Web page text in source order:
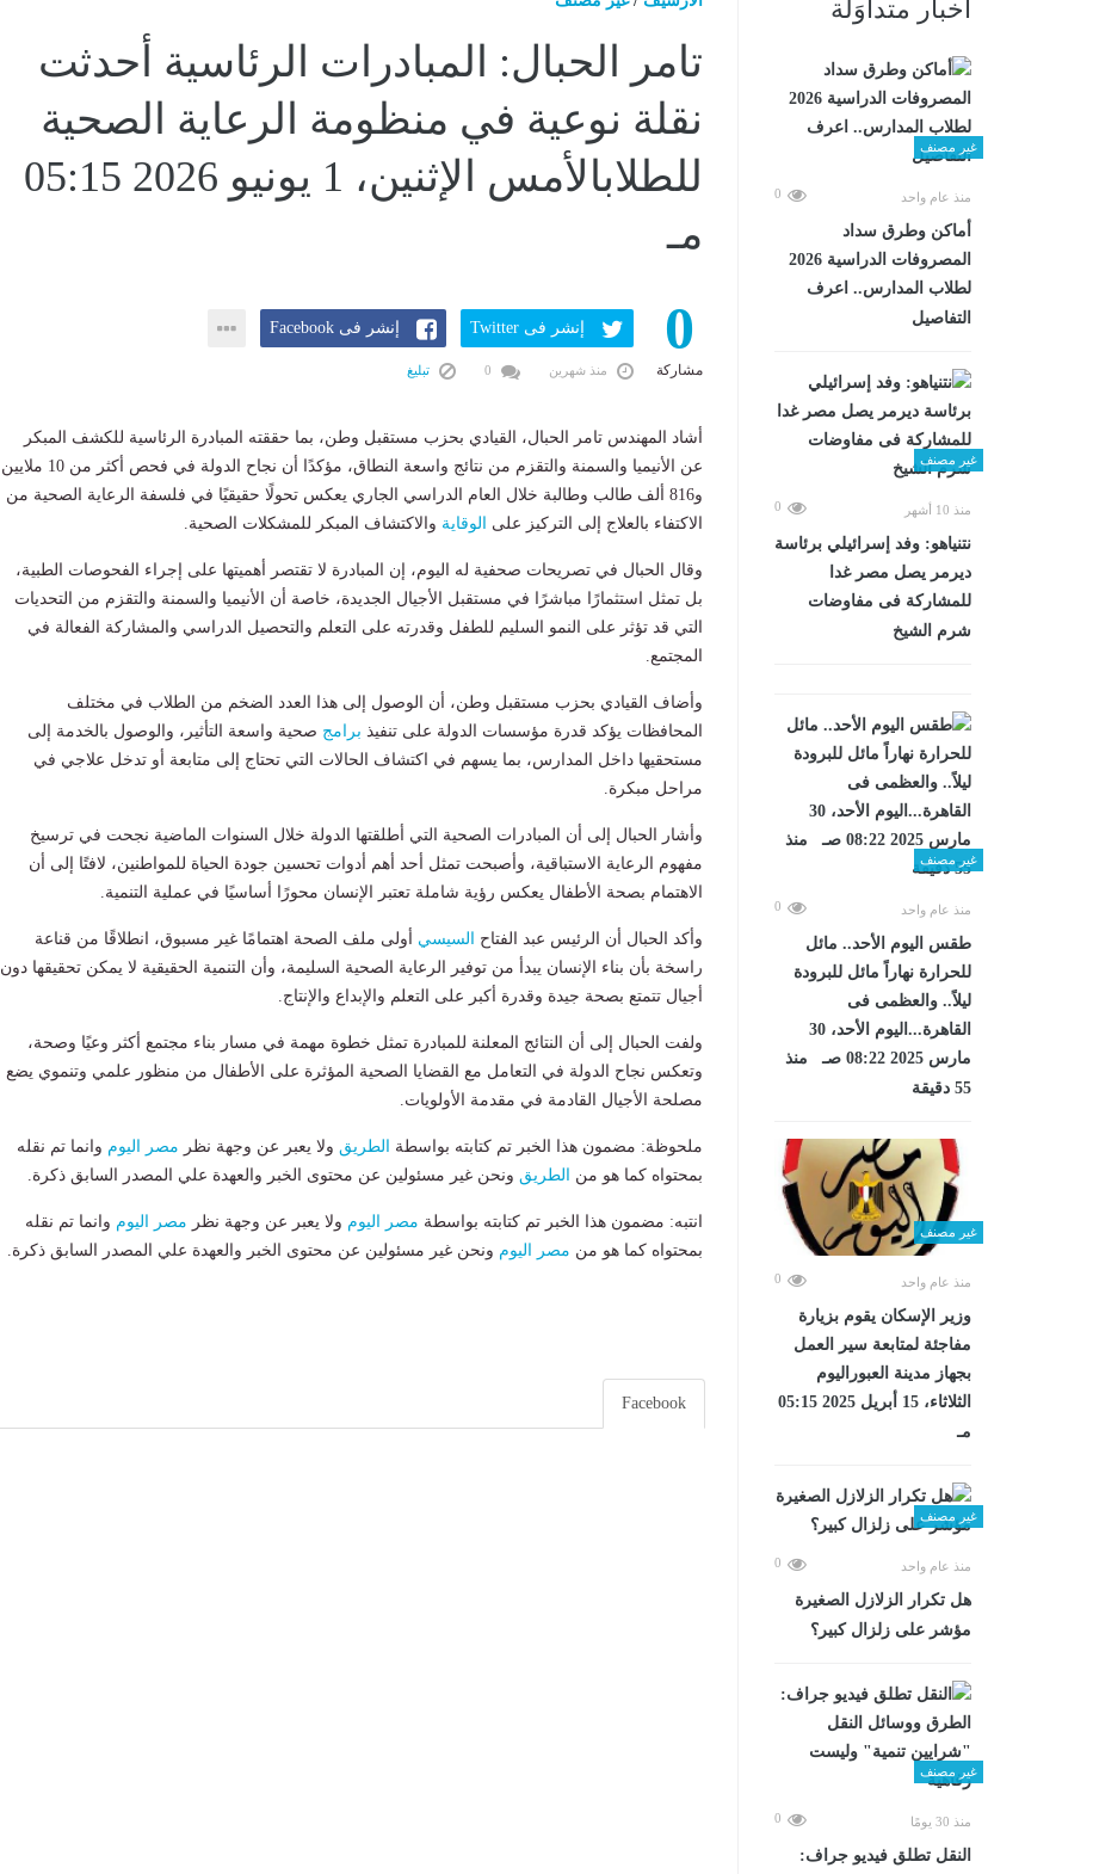
أخبار متداوَلة
غير مصنف
منذ عام واحد 0
أماكن وطرق سداد
المصروفات الدراسية 2026
لطلاب المدارس.. اعرف
التفاصيل
غير مصنف
منذ 10 أشهر 0
نتنياهو: وفد إسرائيلي برئاسة
ديرمر يصل مصر غدا
للمشاركة فى مفاوضات
شرم الشيخ
غير مصنف
منذ عام واحد 0
طقس اليوم الأحد.. مائل
للحرارة نهاراً مائل للبرودة
ليلاً.. والعظمى فى
القاهرة...اليوم الأحد، 30
مارس 2025 08:22 صـ منذ
55 دقيقة
غير مصنف
منذ عام واحد 0
وزير الإسكان يقوم بزيارة
مفاجئة لمتابعة سير العمل
بجهاز مدينة العبوراليوم
الثلاثاء، 15 أبريل 2025 05:15
مـ
غير مصنف
منذ عام واحد 0
هل تكرار الزلازل الصغيرة
مؤشر على زلزال كبير؟
غير مصنف
منذ 30 يومًا 0
​النقل تطلق فيديو جراف:
تامر الحبال: المبادرات الرئاسية أحدثت
نقلة نوعية في منظومة الرعاية الصحية
للطلابالأمس الإثنين، 1 يونيو 2026 05:15
مـ
0
مشاركة
إنشر فى Twitter إنشر فى Facebook
منذ شهرين تبليغ
أشاد المهندس تامر الحبال، القيادي بحزب مستقبل وطن، بما حققته المبادرة الرئاسية للكشف المبكر
عن الأنيميا والسمنة والتقزم من نتائج واسعة النطاق، مؤكدًا أن نجاح الدولة في فحص أكثر من 10 ملايين
و816 ألف طالب وطالبة خلال العام الدراسي الجاري يعكس تحولًا حقيقيًا في فلسفة الرعاية الصحية من
الاكتفاء بالعلاج إلى التركيز على
الوقاية والاكتشاف المبكر للمشكلات الصحية.
وقال الحبال في تصريحات صحفية له اليوم، إن المبادرة لا تقتصر أهميتها على إجراء الفحوصات الطبية،
بل تمثل استثمارًا مباشرًا في مستقبل الأجيال الجديدة، خاصة أن الأنيميا والسمنة والتقزم من التحديات
التي قد تؤثر على النمو السليم للطفل وقدرته على التعلم والتحصيل الدراسي والمشاركة الفعالة في
المجتمع.
وأضاف القيادي بحزب مستقبل وطن، أن الوصول إلى هذا العدد الضخم من الطلاب في مختلف
المحافظات يؤكد قدرة مؤسسات الدولة على تنفيذ برامج صحية واسعة التأثير، والوصول بالخدمة إلى
مستحقيها داخل المدارس، بما يسهم في اكتشاف الحالات التي تحتاج إلى متابعة أو تدخل علاجي في
مراحل مبكرة.
وأشار الحبال إلى أن المبادرات الصحية التي أطلقتها الدولة خلال السنوات الماضية نجحت في ترسيخ
مفهوم الرعاية الاستباقية، وأصبحت تمثل أحد أهم أدوات تحسين جودة الحياة للمواطنين، لافتًا إلى أن
الاهتمام بصحة الأطفال يعكس رؤية شاملة تعتبر الإنسان محورًا أساسيًا في عملية التنمية.
وأكد الحبال أن الرئيس عبد الفتاح السيسي أولى ملف الصحة اهتمامًا غير مسبوق، انطلاقًا من قناعة
راسخة بأن بناء الإنسان يبدأ من توفير الرعاية الصحية السليمة، وأن التنمية الحقيقية لا يمكن تحقيقها دون
أجيال تتمتع بصحة جيدة وقدرة أكبر على التعلم والإبداع والإنتاج.
ولفت الحبال إلى أن النتائج المعلنة للمبادرة تمثل خطوة مهمة في مسار بناء مجتمع أكثر وعيًا وصحة،
وتعكس نجاح الدولة في التعامل مع القضايا الصحية المؤثرة على الأطفال من منظور علمي وتنموي يضع
مصلحة الأجيال القادمة في مقدمة الأولويات.
ملحوظة: مضمون هذا الخبر تم كتابته بواسطة الطريق ولا يعبر عن وجهة نظر مصر اليوم وانما تم نقله
بمحتواه كما هو من
الطريق ونحن غير مسئولين عن محتوى الخبر والعهدة علي المصدر السابق ذكرة.
انتبه: مضمون هذا الخبر تم كتابته بواسطة مصر اليوم ولا يعبر عن وجهة نظر مصر اليوم وانما تم نقله
بمحتواه كما هو من مصر اليوم ونحن غير مسئولين عن محتوى الخبر والعهدة علي المصدر السابق ذكرة.
Facebook